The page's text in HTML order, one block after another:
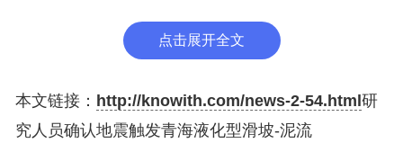
研究人员认为，地震触发土体液化多发生在具有明显
应变软化特征的饱水颗粒材料（粉质黄土、细砂等）
中。此类地质灾害发生具有突发性，失稳后往往呈流
体状远程运动，易造成灾难性后果，应引起高度重
点击展开全文
本文链接： http://knowith.com/news-2-54.html 研
究人员确认地震触发青海液化型滑坡-泥流